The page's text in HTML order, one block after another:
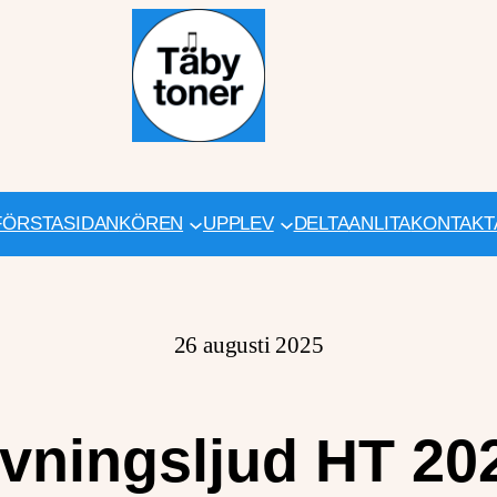
KÖREN UPPLEV DELTAANLITA
26 augusti 2025
HT